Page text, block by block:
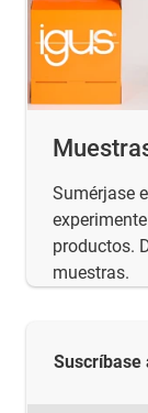
Sumérjase
productos.
muestras.
Suscríbase